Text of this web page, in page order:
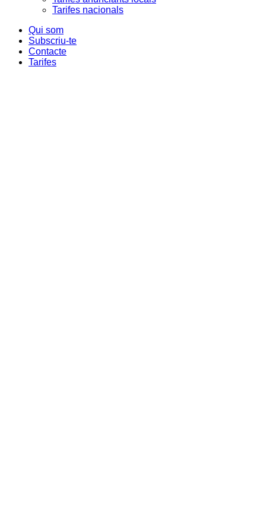
Tarifes nacionals
Qui som
Subscriu-te
Contacte
Tarifes